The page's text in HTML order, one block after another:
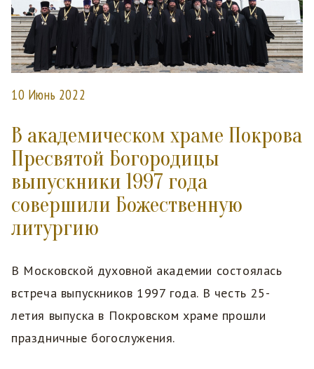
10 Июнь 2022
В академическом храме Покрова
Пресвятой Богородицы
выпускники 1997 года
совершили Божественную
литургию
В Московской духовной академии состоялась
встреча выпускников 1997 года. В честь 25-
летия выпуска в Покровском храме прошли
праздничные богослужения.